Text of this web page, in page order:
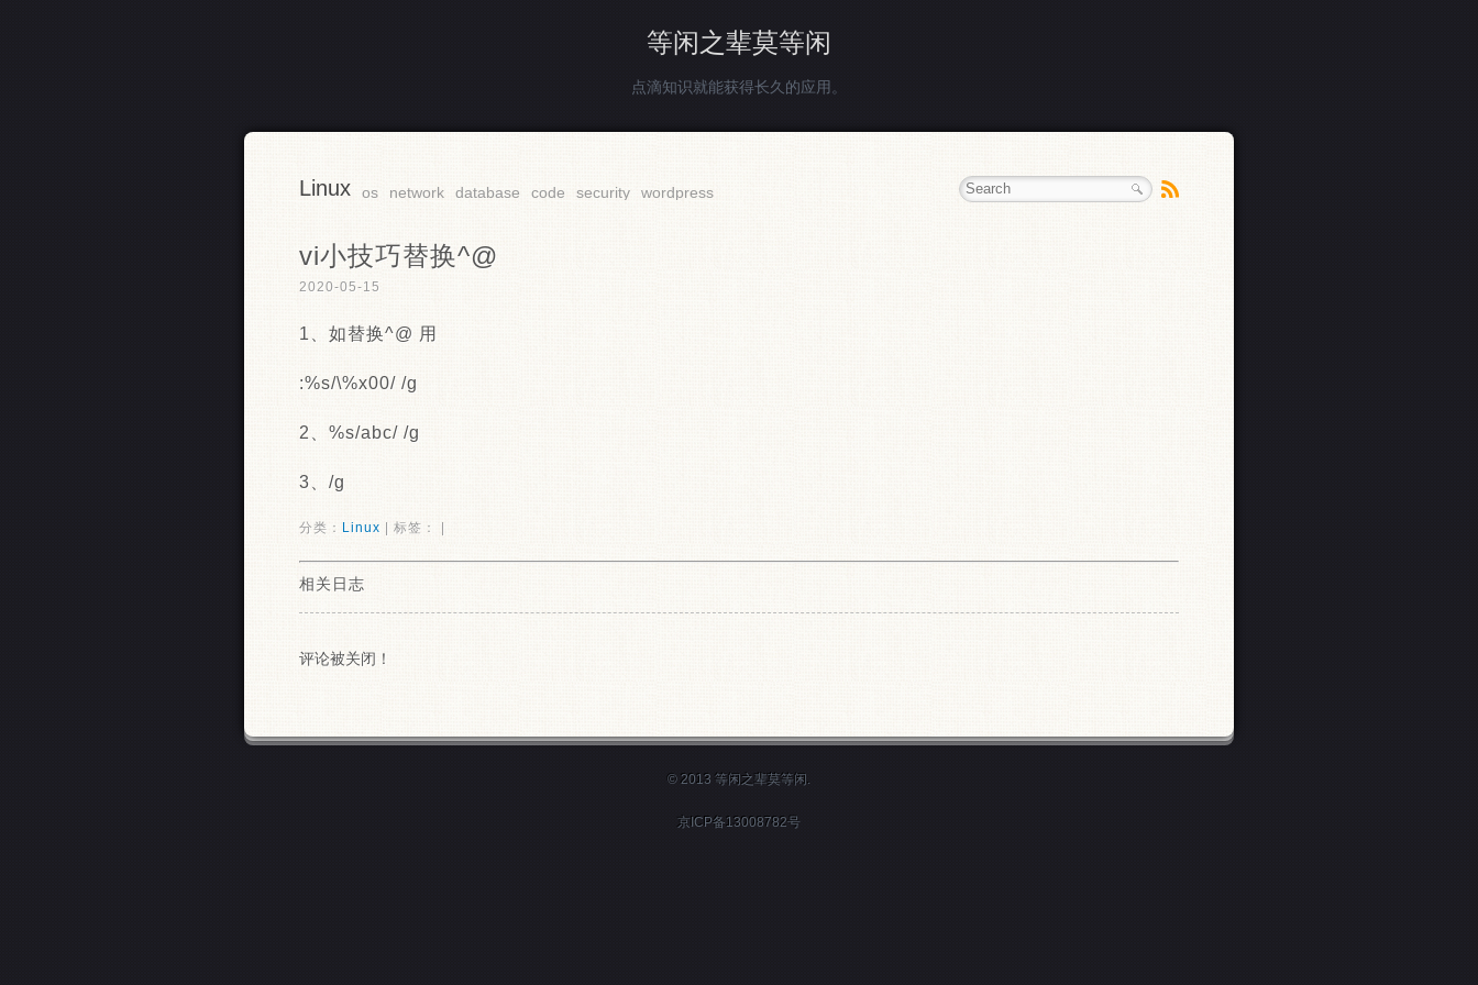
等闲之辈莫等闲
点滴知识就能获得长久的应用。
Linux os network database code security wordpress
vi小技巧替换^@
2020-05-15
1、如替换^@ 用
:%s/\%x00/ /g
2、%s/abc/ /g
3、/g
分类： Linux | 标签： |
相关日志
评论被关闭！
© 2013 等闲之辈莫等闲.
京ICP备13008782号